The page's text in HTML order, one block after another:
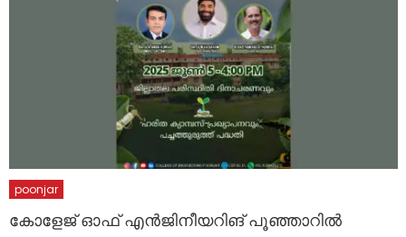
poonjar
കോളേജ് ഓഫ് എൻജിനീയറിങ് പൂഞ്ഞാറിൽ